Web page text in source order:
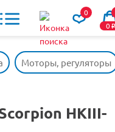
0
0o
Моторы, регуляторы
HKIII-